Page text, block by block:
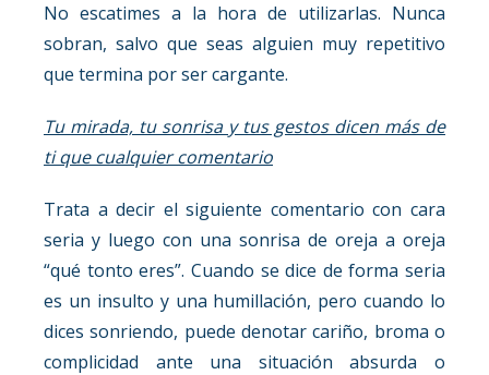
No escatimes a la hora de utilizarlas. Nunca
sobran, salvo que seas alguien muy repetitivo
que termina por ser cargante.
Tu mirada, tu sonrisa y tus gestos dicen más de
ti que cualquier comentario
Trata a decir el siguiente comentario con cara
seria y luego con una sonrisa de oreja a oreja
“qué tonto eres”. Cuando se dice de forma seria
es un insulto y una humillación, pero cuando lo
dices sonriendo, puede denotar cariño, broma o
complicidad ante una situación absurda o